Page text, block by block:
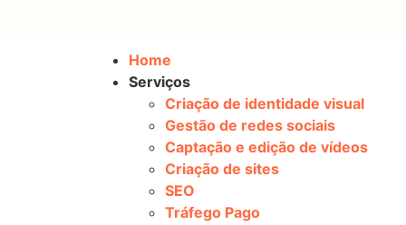
Home
Serviços
Criação de identidade visual
Gestão de redes sociais
Captação e edição de vídeos
Criação de sites
SEO
Tráfego Pago